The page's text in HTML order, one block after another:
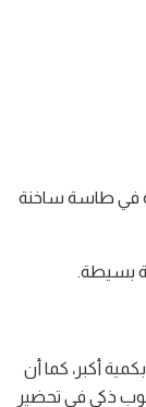
في طاسة ساخنة
بسيطة.
أكبر، كما أن
ذكي في تحضير